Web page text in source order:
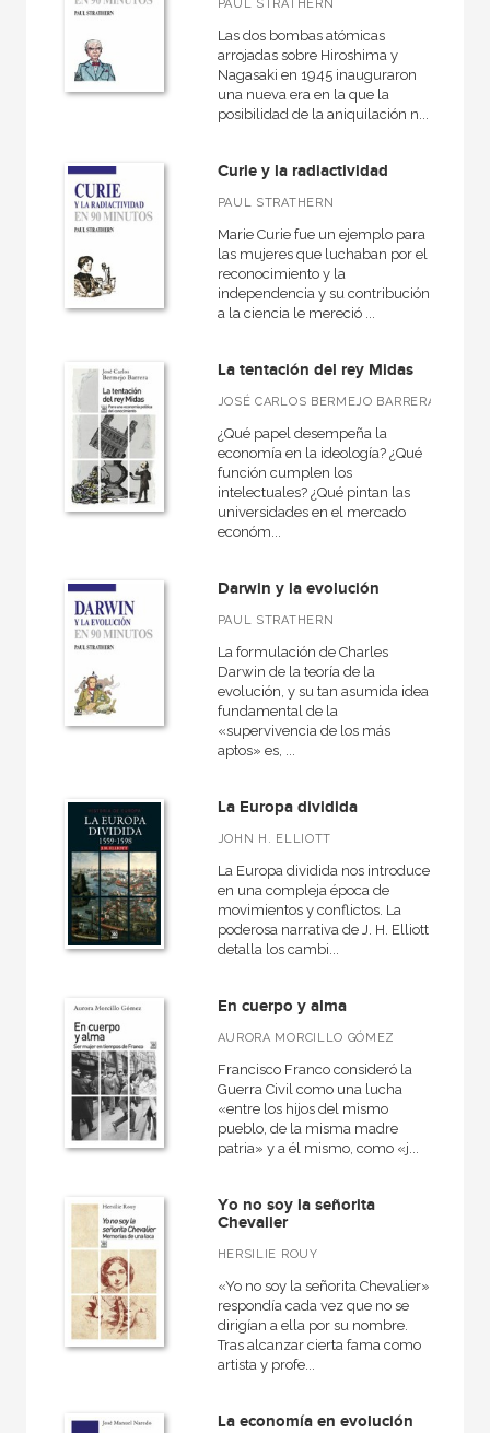
PAUL STRATHERN
Las dos bombas atómicas
arrojadas sobre Hiroshima y
Nagasaki en 1945 inauguraron
una nueva era en la que la
posibilidad de la aniquilación n...
Curie y la radiactividad
PAUL STRATHERN
Marie Curie fue un ejemplo para
las mujeres que luchaban por el
reconocimiento y la
independencia y su contribución
a la ciencia le mereció ...
La tentación del rey Midas
JOSÉ CARLOS BERMEJO BARRERA
¿Qué papel desempeña la
economía en la ideología? ¿Qué
función cumplen los
intelectuales? ¿Qué pintan las
universidades en el mercado
económ...
Darwin y la evolución
PAUL STRATHERN
La formulación de Charles
Darwin de la teoría de la
evolución, y su tan asumida idea
fundamental de la
«supervivencia de los más
aptos» es, ...
La Europa dividida
JOHN H. ELLIOTT
La Europa dividida nos introduce
en una compleja época de
movimientos y conflictos. La
poderosa narrativa de J. H. Elliott
detalla los cambi...
En cuerpo y alma
AURORA MORCILLO GÓMEZ
Francisco Franco consideró la
Guerra Civil como una lucha
«entre los hijos del mismo
pueblo, de la misma madre
patria» y a él mismo, como «j...
Yo no soy la señorita
Chevalier
HERSILIE ROUY
«Yo no soy la señorita Chevalier»
respondía cada vez que no se
dirigían a ella por su nombre.
Tras alcanzar cierta fama como
artista y profe...
La economía en evolución